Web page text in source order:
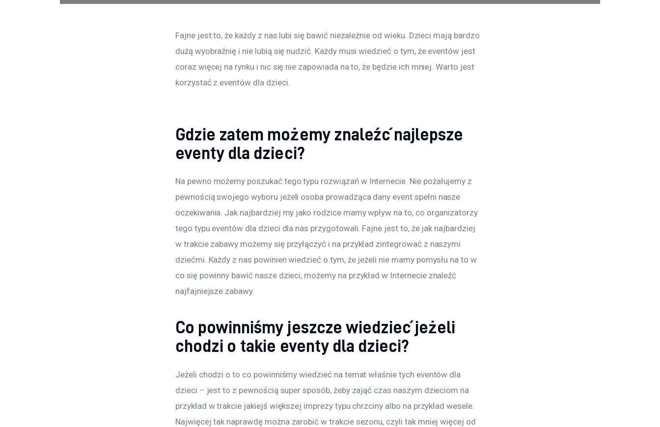
Fajne jest to, że każdy z nas lubi się bawić niezależnie od wieku. Dzieci mają bardzo
dużą wyobraźnię i nie lubią się nudzić. Każdy musi wiedzieć o tym, że eventów jest
coraz więcej na rynku i nic się nie zapowiada na to, że będzie ich mniej. Warto jest
korzystać z eventów dla dzieci.
Gdzie zatem możemy znaleźć najlepsze
eventy dla dzieci?
Na pewno możemy poszukać tego typu rozwiązań w Internecie. Nie pożałujemy z
pewnością swojego wyboru jeżeli osoba prowadząca dany event spełni nasze
oczekiwania. Jak najbardziej my jako rodzice mamy wpływ na to, co organizatorzy
tego typu eventów dla dzieci dla nas przygotowali. Fajne jest to, że jak najbardziej
w trakcie zabawy możemy się przyłączyć i na przykład zintegrować z naszymi
dziećmi. Każdy z nas powinien wiedzieć o tym, że jeżeli nie mamy pomysłu na to w
co się powinny bawić nasze dzieci, możemy na przykład w Internecie znaleźć
najfajniejsze zabawy.
Co powinniśmy jeszcze wiedzieć jeżeli
chodzi o takie eventy dla dzieci?
Jeżeli chodzi o to co powinniśmy wiedzieć na temat właśnie tych eventów dla
dzieci – jest to z pewnością super sposób, żeby zająć czas naszym dzieciom na
przykład w trakcie jakiejś większej imprezy typu chrzciny albo na przykład wesele.
Najwięcej tak naprawdę można zarobić w trakcie sezonu, czyli tak mniej więcej od